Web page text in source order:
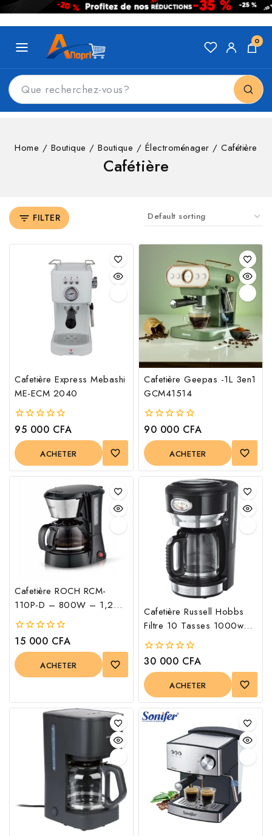
0
Home / Boutique / Boutique / Électroménager / Cafétière
Cafétière
FILTER
Cafetière Express Mebashi
ME-ECM 2040
0
out
of
5
95 000 CFA
ACHETER
Cafetière Geepas -1L 3en1
GCM41514
0
out
of
5
90 000 CFA
ACHETER
Cafetière ROCH RCM-
110P-D – 800W – 1,2
Litres
0
out
of
5
15 000 CFA
ACHETER
Cafetière Russell Hobbs
Filtre 10 Tasses 1000w
Noir – 21701-56
0
out
of
5
30 000 CFA
ACHETER